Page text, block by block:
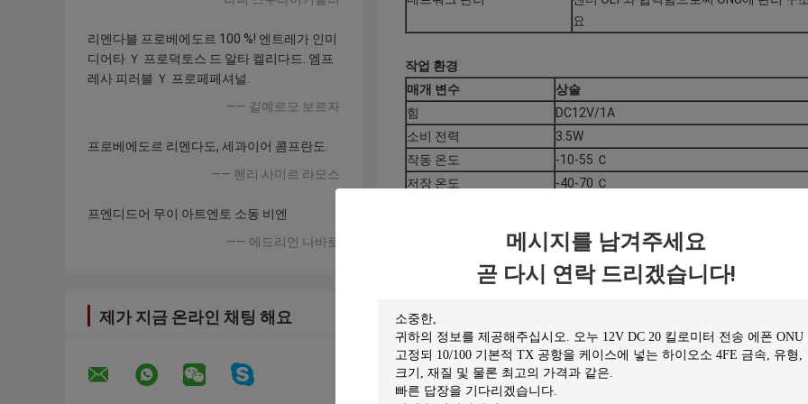
메시지를 남겨주세요
곧 다시 연락 드리겠습니다!
리멘다블 프로베에도르 100 %! 엔트레가 인미
디어타 Ｙ 프로덕토스 드 알타 켈리다드. 엠프
레사 피러블 Ｙ 프로페페셔널.
—— 길예르모 보르자
프로베에도르 리멘다도, 세과이어 콤프란도.
—— 헨리 사미르 라모스
프엔디드어 무이 아트엔토 소동 비엔
—— 에드리언 나바로
제가 지금 온라인 채팅 해요
요
작업 환경
매개 변수
상술
힘
DC12V/1A
소비 전력
3.5W
작동 온도
-10-55 Ｃ
저장 온도
-40-70 Ｃ
109 MM(길이) * 152 MM(폭) * 26 MM(높이)